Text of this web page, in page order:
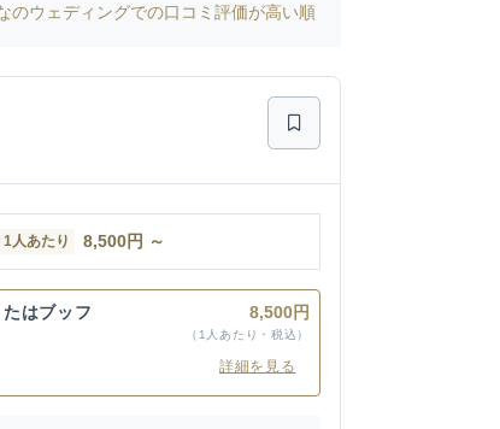
のウェディングでの口コミ評価が高い順
1人あたり 8,500円 ～
はブッフ
8,500円
（1人あたり・税込）
詳細を見る